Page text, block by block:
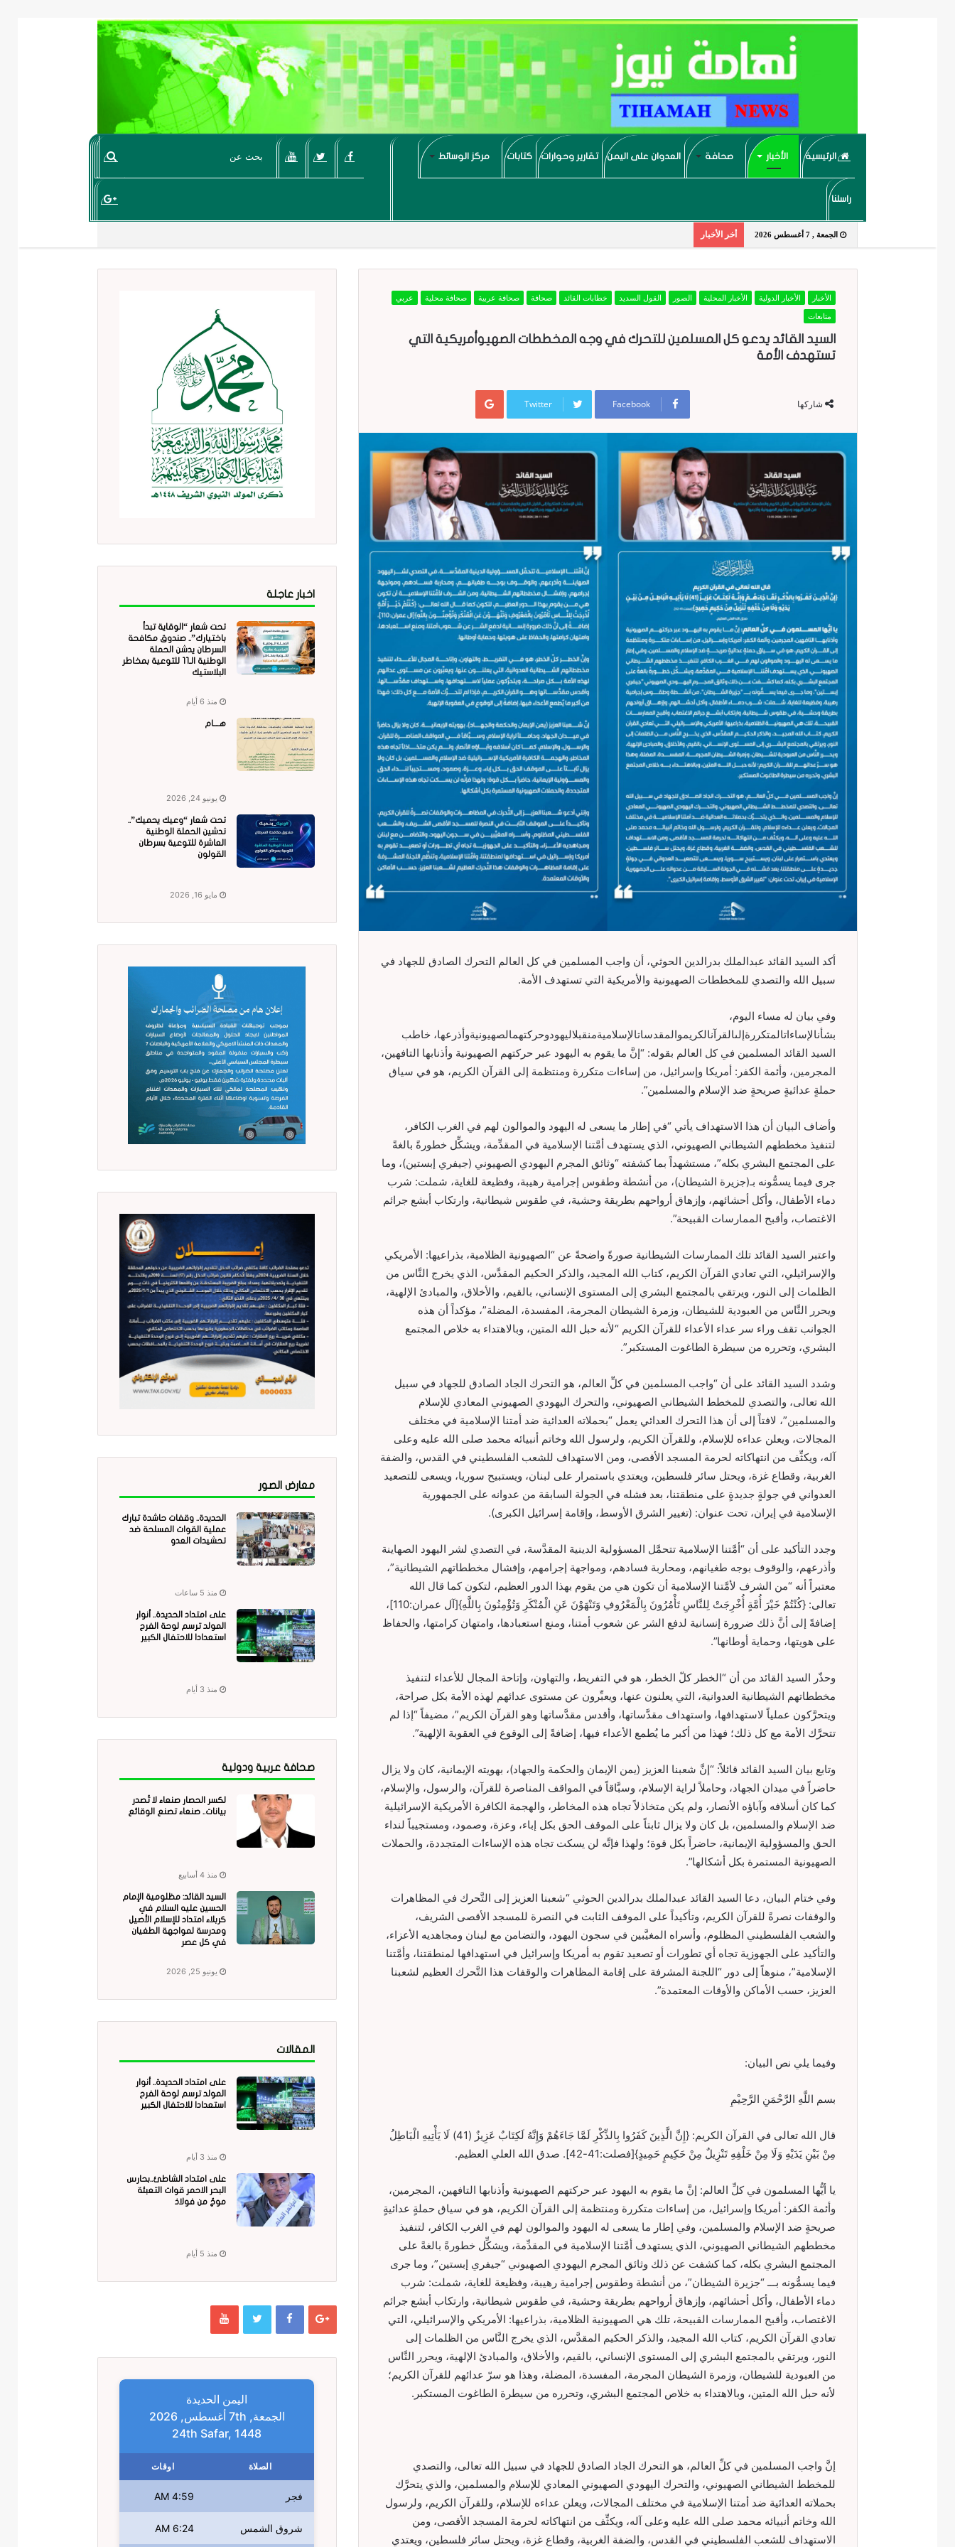
الرئيسية الأخبار صحافة العدوان على اليمن تقارير وحوارات كتابات مركز الوسائط
راسلنا
الجمعة , 7 أغسطس 2026 أخر الأخبار
الأخبار الأخبار الدولية الأخبار المحلية الصور القول السديد خطابات القائد صحافة صحافة عربية صحافة محلية
عربي
متابعات
السيد القائد يدعو كل المسلمين للتحرك في وجه المخططات الصهيوأمريكية التي
تستهدف الأمة
شاركها Facebook
Twitter
Google+
أكد السيد القائد عبدالملك بدرالدين الحوثي، أن واجب المسلمين في كل العالم التحرك الصادق للجهاد في
سبيل الله والتصدي للمخططات الصهيونية والأمريكية التي تستهدف الأمة.
وفي بيان له مساء اليوم،
بشأنالإساءاتالمتكررةإلىالقرآنالكريموالمقدساتالإسلاميةمنقبلاليهودوحركتهمالصهيونيةوأذرعها، خاطب
السيد القائد المسلمين في كل العالم بقوله: “إنَّ ما يقوم به اليهود عبر حركتهم الصهيونية وأذنابها التافهين،
المجرمين، وأئمة الكفر: أمريكا وإسرائيل، من إساءات متكررة ومنتظمة إلى القرآن الكريم، هو في سياق
حملةٍ عدائيةٍ صريحةٍ ضد الإسلام والمسلمين”.
وأضاف البيان أن هذا الاستهداف يأتي “في إطار ما يسعى له اليهود والموالون لهم في الغرب الكافر،
لتنفيذ مخططهم الشيطاني الصهيوني، الذي يستهدف أمَّتنا الإسلامية في المقدِّمة، ويشكِّل خطورةً بالغةً
على المجتمع البشري بكله”، مستشهداً بما كشفته “وثائق المجرم اليهودي الصهيوني (جيفري إبستين)، وما
جرى فيما يسمُّونه بـ(جزيرة الشيطان)، من أنشطة وطقوس إجرامية رهيبة، وفظيعة للغاية، شملت: شرب
دماء الأطفال، وأكل أحشائهم، وإزهاق أرواحهم بطريقة وحشية، في طقوس شيطانية، وارتكاب أبشع جرائم
الاغتصاب، وأقبح الممارسات القبيحة”.
واعتبر السيد القائد تلك الممارسات الشيطانية صورةً واضحةً عن “الصهيونية الظلامية، بذراعيها: الأمريكي
والإسرائيلي، التي تعادي القرآن الكريم، كتاب الله المجيد، والذكر الحكيم المقدَّس، الذي يخرج النَّاس من
الظلمات إلى النور، ويرتقي بالمجتمع البشري إلى المستوى الإنساني، بالقيم، والأخلاق، والمبادئ الإلهية،
ويحرر النَّاس من العبودية للشيطان، وزمرة الشيطان المجرمة، المفسدة، المضلة”، مؤكداً أن هذه
الجوانب تقف وراء سر عداء الأعداء للقرآن الكريم “لأنه حبل الله المتين، وبالاهتداء به خلاص المجتمع
البشري، وتحرره من سيطرة الطاغوت المستكبر”.
وشدد السيد القائد على أن “واجب المسلمين في كلِّ العالم، هو التحرك الجاد الصادق للجهاد في سبيل
الله تعالى، والتصدي للمخطط الشيطاني الصهيوني، والتحرك اليهودي الصهيوني المعادي للإسلام
والمسلمين”، لافتاً إلى أن هذا التحرك العدائي يعمل “بحملاته العدائية ضد أمتنا الإسلامية في مختلف
المجالات، ويعلن عداءه للإسلام، وللقرآن الكريم، ولرسول الله وخاتم أنبيائه محمد صلى الله عليه وعلى
آله، ويكثِّف من انتهاكاته لحرمة المسجد الأقصى، ومن الاستهداف للشعب الفلسطيني في القدس، والضفة
الغربية، وقطاع غزة، ويحتل سائر فلسطين، ويعتدي باستمرار على لبنان، ويستبيح سوريا، ويسعى للتصعيد
العدواني في جولةٍ جديدةٍ على منطقتنا، بعد فشله في الجولة السابقة من عدوانه على الجمهورية
الإسلامية في إيران، تحت عنوان: (تغيير الشرق الأوسط، وإقامة إسرائيل الكبرى).
وجدد التأكيد على أن “أمَّتنا الإسلامية تتحمَّل المسؤولية الدينية المقدَّسة، في التصدي لشر اليهود الصهاينة
وأذرعهم، والوقوف بوجه طغيانهم، ومحاربة فسادهم، ومواجهة إجرامهم، وإفشال مخططاتهم الشيطانية”،
معتبراً أنه “من الشرف لأمَّتنا الإسلامية أن تكون هي من يقوم بهذا الدور العظيم، لتكون كما قال الله
تعالى: {كُنْتُمْ خَيْرَ أُمَّةٍ أُخْرِجَتْ لِلنَّاسِ تَأْمُرُونَ بِالْمَعْرُوفِ وَتَنْهَوْنَ عَنِ الْمُنْكَرِ وَتُؤْمِنُونَ بِاللَّهِ}[آل عمران:110]،
إضافةً إلى أنَّ ذلك ضرورة إنسانية لدفع الشر عن شعوب أمتنا، ومنع استعبادها، وامتهان كرامتها، والحفاظ
على هويتها، وحماية أوطانها”.
وحذّر السيد القائد من أن “الخطر كلّ الخطر، هو في التفريط، والتهاون، وإتاحة المجال للأعداء لتنفيذ
مخططاتهم الشيطانية العدوانية، التي يعلنون عنها، ويعبِّرون عن مستوى عدائهم لهذه الأمة بكل صراحة،
ويتحرَّكون عملياً لاستهدافها، واستهداف مقدَّساتها، وأقدس مقدَّساتها وهو القرآن الكريم”، مضيفاً “إذا لم
تتحرَّك الأمة مع كل ذلك؛ فهذا من أكبر ما يُطمع الأعداء فيها، إضافةً إلى الوقوع في العقوبة الإلهية”.
وتابع بيان السيد القائد قائلاً: “إنَّ شعبنا العزيز (يمن الإيمان والحكمة والجهاد)، بهويته الإيمانية، كان ولا يزال
حاضراً في ميدان الجهاد، وحاملاً لراية الإسلام، وسبَّاقاً في المواقف المناصرة للقرآن، والرسول، والإسلام،
كما كان أسلافه وآباؤه الأنصار، ولم يكن متخاذلاً تجاه هذه المخاطر، والهجمة الكافرة الأمريكية الإسرائيلية
ضد الإسلام والمسلمين، بل كان ولا يزال ثابتاً على الموقف الحق بكل إباء، وعزة، وصمود، ومستجيباً لنداء
الحق والمسؤولية الإيمانية، حاضراً بكل قوة؛ ولهذا فإنَّه لن يسكت تجاه هذه الإساءات المتجددة، والحملات
الصهيونية المستمرة بكل أشكالها”.
وفي ختام البيان، دعا السيد القائد عبدالملك بدرالدين الحوثي “شعبنا العزيز إلى التَّحرك في المظاهرات
والوقفات نصرةً للقرآن الكريم، وتأكيداً على الموقف الثابت في النصرة للمسجد الأقصى الشريف،
والشعب الفلسطيني المظلوم، وأسراه المغيَّبين في سجون اليهود، والتضامن مع لبنان ومجاهديه الأعزاء،
والتأكيد على الجهوزية تجاه أي تطورات أو تصعيد تقوم به أمريكا وإسرائيل في استهدافها لمنطقتنا، وأمَّتنا
الإسلامية”، منوهاً إلى دور “اللجنة المشرفة على إقامة المظاهرات والوقفات هذا التَّحرك العظيم لشعبنا
العزيز، حسب الأماكن والأوقات المعتمدة”.
وفيما يلي نص البيان:
بسم اللَّهِ الرَّحْمَنِ الرَّحِيْمِ
قال الله تعالى في القرآن الكريم: {إِنَّ الَّذِينَ كَفَرُوا بِالذِّكْرِ لَمَّا جَاءَهُمْ وَإِنَّهُ لَكِتَابٌ عَزِيزٌ (41) لَا يَأْتِيهِ الْبَاطِلُ
مِنْ بَيْنِ يَدَيْهِ وَلَا مِنْ خَلْفِهِ تَنْزِيلٌ مِنْ حَكِيمٍ حَمِيدٍ}[فصلت:41-42]. صدق الله العلي العظيم.
يا أيُّها المسلمون في كلِّ العالم: إنَّ ما يقوم به اليهود عبر حركتهم الصهيونية وأذنابها التافهين، المجرمين،
وأئمة الكفر: أمريكا وإسرائيل، من إساءات متكررة ومنتظمة إلى القرآن الكريم، هو في سياق حملةٍ عدائيةٍ
صريحةٍ ضد الإسلام والمسلمين، وفي إطار ما يسعى له اليهود والموالون لهم في الغرب الكافر، لتنفيذ
مخططهم الشيطاني الصهيوني، الذي يستهدف أمَّتنا الإسلامية في المقدِّمة، ويشكِّل خطورةً بالغةً على
المجتمع البشري بكله، كما كشفت عن ذلك وثائق المجرم اليهودي الصهيوني “جيفري إبستين”، وما جرى
فيما يسمُّونه بـــ “جزيرة الشيطان”، من أنشطة وطقوس إجرامية رهيبة، وفظيعة للغاية، شملت: شرب
دماء الأطفال، وأكل أحشائهم، وإزهاق أرواحهم بطريقة وحشية، في طقوس شيطانية، وارتكاب أبشع جرائم
الاغتصاب، وأقبح الممارسات القبيحة، تلك هي الصهيونية الظلامية، بذراعيها: الأمريكي والإسرائيلي، التي
تعادي القرآن الكريم، كتاب الله المجيد، والذكر الحكيم المقدَّس، الذي يخرج النَّاس من الظلمات إلى
النور، ويرتقي بالمجتمع البشري إلى المستوى الإنساني، بالقيم، والأخلاق، والمبادئ الإلهية، ويحرر النَّاس
من العبودية للشيطان، وزمرة الشيطان المجرمة، المفسدة، المضلة، وهذا هو سرّ عدائهم للقرآن الكريم؛
لأنه حبل الله المتين، وبالاهتداء به خلاص المجتمع البشري، وتحرره من سيطرة الطاغوت المستكبر.
إنَّ واجب المسلمين في كلِّ العالم، هو التحرك الجاد الصادق للجهاد في سبيل الله تعالى، والتصدي
للمخطط الشيطاني الصهيوني، والتحرك اليهودي الصهيوني المعادي للإسلام والمسلمين، والذي يتحرَّك
بحملاته العدائية ضد أمتنا الإسلامية في مختلف المجالات، ويعلن عداءه للإسلام، وللقرآن الكريم، ولرسول
الله وخاتم أنبيائه محمد صلى الله عليه وعلى آله، ويكثِّف من انتهاكاته لحرمة المسجد الأقصى، ومن
الاستهداف للشعب الفلسطيني في القدس، والضفة الغربية، وقطاع غزة، ويحتل سائر فلسطين، ويعتدي
اخبار عاجلة
تحت شعار “الوقاية تبدأ
باختيارك”.. صندوق مكافحة
السرطان يدشن الحملة
الوطنية الـ11 للتوعية بمخاطر
البلاستيك
منذ 6 أيام
هــــام
يونيو 24, 2026
تحت شعار “وعيك يحميك”..
تدشين الحملة الوطنية
العاشرة للتوعية بسرطان
القولون
مايو 16, 2026
معارض الصور
الحديدة.. وقفات حاشدة تبارك
عملية القوات المسلحة ضد
تحشيدات العدو
منذ 5 ساعات
على امتداد الحديدة.. أنوار
المولد ترسم لوحة الفرح
استعدادا للاحتفال الكبير
منذ 3 أيام
صحافة عربية ودولية
لكسر الحصار صنعاء لا تُصدر
بيانات.. صنعاء تصنع الوقائع
منذ 4 أسابيع
السيد القائد: مظلومية الإمام
الحسين عليه السلام في
كربلاء امتداد للإسلام الأصيل
ومدرسة لمواجهة الطغيان
في كل عصر
يونيو 25, 2026
المقالات
على امتداد الحديدة.. أنوار
المولد ترسم لوحة الفرح
استعدادا للاحتفال الكبير
منذ 3 أيام
على امتداد الشاطئ..بحارس
البحر الاحمر قوات التعبئة
موجٌ من فولاذ
منذ 5 أيام
اليمن الحديدة
الجمعة, 7th أغسطس, 2026
24th Safar, 1448
الصلاة اوقات
فجر 4:59 AM
شروق الشمس 6:24 AM